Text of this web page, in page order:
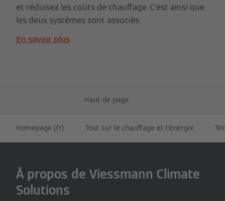
et réduisez les coûts de chauffage. C'est ainsi que
les deux systèmes sont associés.
En savoir plus
Haut de page
Homepage (fr) Tout sur le chauffage et l'énergie
À propos de Viessmann Climate
Solutions